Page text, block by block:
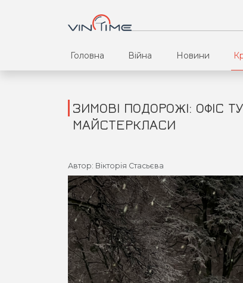
Головна Війна Новини
ЗИМОВІ ПОДОРОЖІ: ОФІС
МАЙСТЕРКЛАСИ
Автор: Вікторія Стасьєва